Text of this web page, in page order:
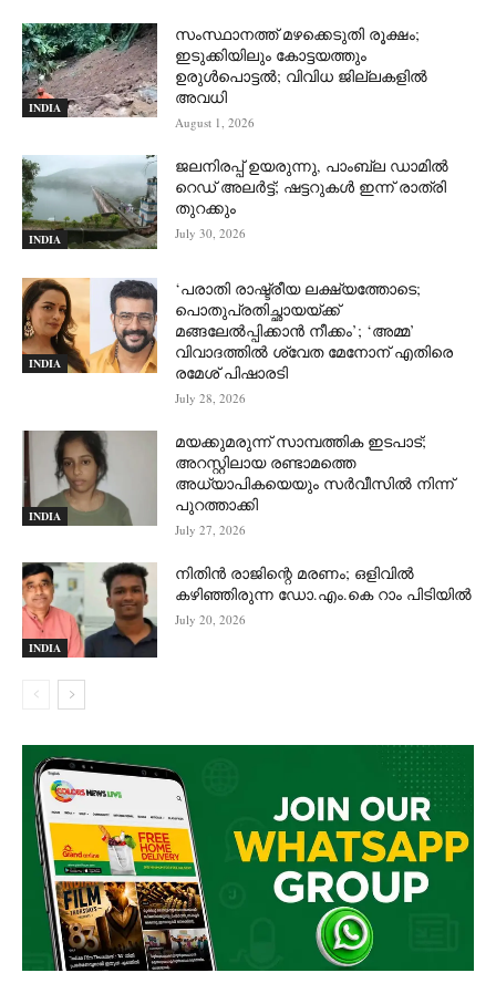
INDIA
സംസ്ഥാനത്ത് മഴക്കെടുതി രൂക്ഷം;
ഇടുക്കിയിലും കോട്ടയത്തും
ഉരുള്‍പൊട്ടല്‍; വിവിധ ജില്ലകളില്‍
അവധി
August 1, 2026
INDIA
ജലനിരപ്പ് ഉയരുന്നു, പാംബ്ല ഡാമിൽ
റെഡ് അലർട്ട്; ഷട്ടറുകൾ ഇന്ന് രാത്രി
തുറക്കും
July 30, 2026
INDIA
‘പരാതി രാഷ്ട്രീയ ലക്ഷ്യത്തോടെ;
പൊതുപ്രതിച്ഛായയ്ക്ക്
മങ്ങലേല്‍പ്പിക്കാന്‍ നീക്കം’; ‘അമ്മ’
വിവാദത്തില്‍ ശ്വേത മേനോന് എതിരെ
രമേശ് പിഷാരടി
July 28, 2026
INDIA
മയക്കുമരുന്ന് സാമ്പത്തിക ഇടപാട്;
അറസ്റ്റിലായ രണ്ടാമത്തെ
അധ്യാപികയെയും സർവീസിൽ നിന്ന്
പുറത്താക്കി
July 27, 2026
INDIA
നിതിൻ രാജിന്റെ മരണം; ഒളിവിൽ
കഴിഞ്ഞിരുന്ന ഡോ.എം.കെ റാം പിടിയിൽ
July 20, 2026